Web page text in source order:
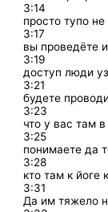
3:14
просто тупо не
3:17
вы проведёте
3:19
доступ люди
3:21
будете
3:23
что у вас там
3:25
понимаете да
3:28
кто там к йоге
3:31
Да им тяжело